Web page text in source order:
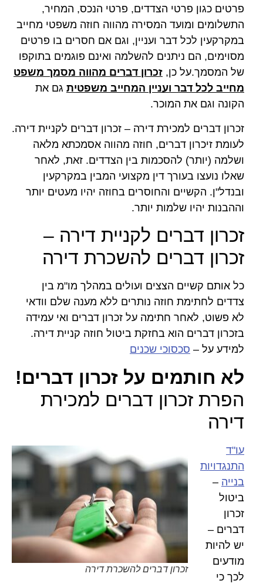
פרטים כגון פרטי הצדדים, פרטי הנכס, המחיר,
התשלומים ומועד המסירה מהווה חוזה משפטי מחייב
במקרקעין לכל דבר ועניין, וגם אם חסרים בו פרטים
מסוימים, הם ניתנים להשלמה ואינם פוגמים בתוקפו
של המסמך.על כן, זכרון דברים מהווה מסמך משפט
מחייב לכל דבר ועניין המחייב משפטית גם את
הקונה וגם את המוכר.
זכרון דברים למכירת דירה – זכרון דברים לקניית דירה.
לעומת זיכרון דברים, חוזה מהווה אסמכתא מלאה
ושלמה (יותר) להסכמות בין הצדדים. זאת, לאחר
שאלו נועצו בעורך דין מקצועי המבין במקרקעין
ובנדל"ן. הקשיים והחוסרים בחוזה יהיו מעטים יותר
וההבנות יהיו שלמות יותר.
זכרון דברים לקניית דירה –
זכרון דברים להשכרת דירה
כל אותם קשיים הצצים ועולים במהלך מו"מ בין
צדדים לחתימת חוזה נותרים ללא מענה שלם וודאי
לא פשוט, לאחר חתימה על זכרון דברים ואי עמידה
בזכרון דברים הוא בחזקת ביטול חוזה קניית דירה.
למידע על – סכסוכי שכנים
לא חותמים על זכרון דברים!
הפרת זכרון דברים למכירת
דירה
זכרון דברים להשכרת דירה
עו"ד
התנגדויות
בנייה –
ביטול
זכרון
דברים –
יש להיות
מודעים
לכך כי